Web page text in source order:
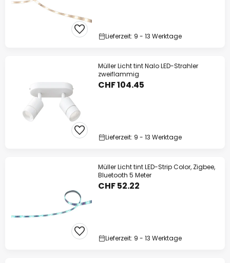
Lieferzeit: 9 - 13 Werktage
Müller Licht tint Nalo LED-Strahler
zweiflammig
CHF 104.45
Lieferzeit: 9 - 13 Werktage
Müller Licht tint LED-Strip Color, Zigbee,
Bluetooth 5 Meter
CHF 52.22
Lieferzeit: 9 - 13 Werktage